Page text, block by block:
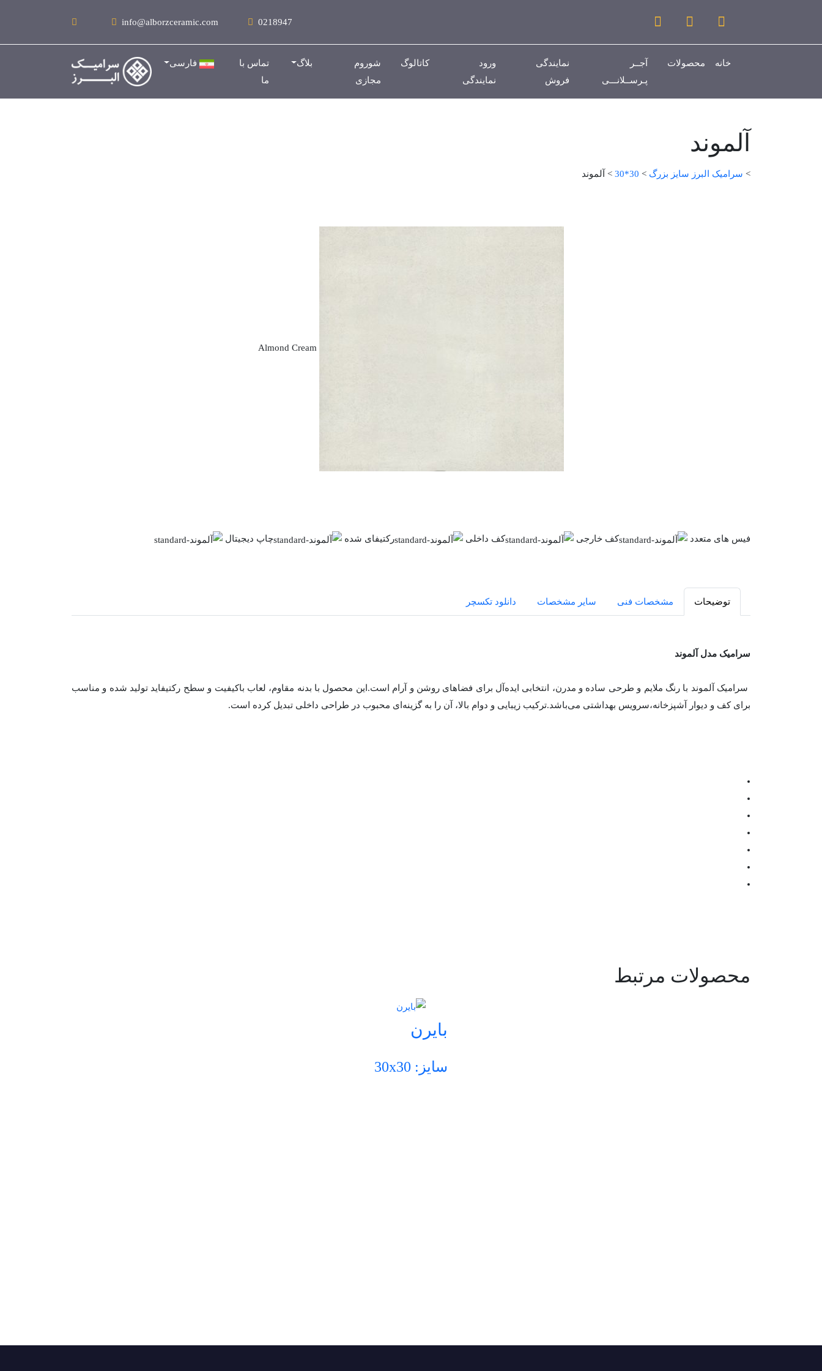
0218947
info@alborzceramic.com
خانه محصولات
آجــر
پـرســلانـــی
نمایندگی
فروش
ورود
نمایندگی
کاتالوگ
شوروم
مجازی
بلاگ
تماس با
ما
فارسی
آلموند
> سرامیک البرز سایز بزرگ >
30*30
> آلموند
Almond Cream
فیس های متعدد کف خارجی کف داخلی رکتیفای شده چاپ دیجیتال
توضیحات مشخصات فنی سایر مشخصات دانلود تکسچر
سرامیک مدل آلموند
سرامیک آلموند با رنگ ملایم و طرحی ساده و مدرن، انتخابی ایده‌آل برای فضاهای روشن و آرام است.این محصول با بدنه مقاوم، لعاب باکیفیت و سطح رکتیفاید تولید شده و مناسب
برای کف و دیوار آشپزخانه،سرویس بهداشتی می‌باشد.ترکیب زیبایی و دوام بالا، آن را به گزینه‌ای محبوب در طراحی داخلی تبدیل کرده است.
محصولات مرتبط
بایرن
سایز: 30x30